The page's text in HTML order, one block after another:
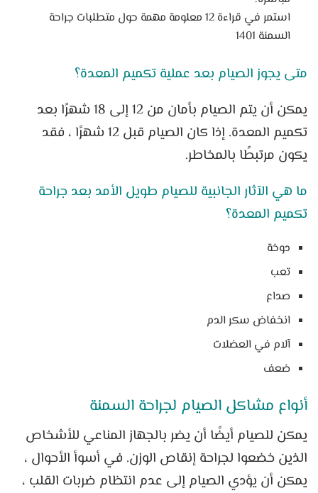
استمر في قراءة 12 معلومة مهمة حول متطلبات جراحة
السمنة 1401
متى يجوز الصيام بعد عملية تكميم المعدة؟
يمكن أن يتم الصيام بأمان من 12 إلى 18 شهرًا بعد
تكميم المعدة. إذا كان الصيام قبل 12 شهرًا ، فقد
يكون مرتبطًا بالمخاطر.
ما هي الآثار الجانبية للصيام طويل الأمد بعد جراحة
تكميم المعدة؟
دوخة
تعب
صداع
انخفاض سكر الدم
آلام في العضلات
ضعف
أنواع مشاكل الصيام لجراحة السمنة
يمكن للصيام أيضًا أن يضر بالجهاز المناعي للأشخاص
الذين خضعوا لجراحة إنقاص الوزن. في أسوأ الأحوال ،
يمكن أن يؤدي الصيام إلى عدم انتظام ضربات القلب ،